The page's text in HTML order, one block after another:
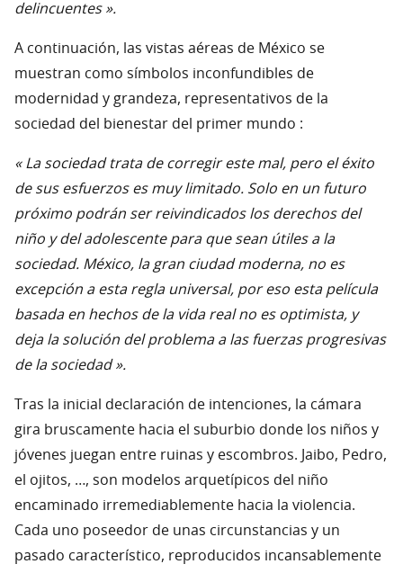
delincuentes ».
A continuación, las vistas aéreas de México se
muestran como símbolos inconfundibles de
modernidad y grandeza, representativos de la
sociedad del bienestar del primer mundo :
« La sociedad trata de corregir este mal, pero el éxito
de sus esfuerzos es muy limitado. Solo en un futuro
próximo podrán ser reivindicados los derechos del
niño y del adolescente para que sean útiles a la
sociedad. México, la gran ciudad moderna, no es
excepción a esta regla universal, por eso esta película
basada en hechos de la vida real no es optimista, y
deja la solución del problema a las fuerzas progresivas
de la sociedad ».
Tras la inicial declaración de intenciones, la cámara
gira bruscamente hacia el suburbio donde los niños y
jóvenes juegan entre ruinas y escombros. Jaibo, Pedro,
el ojitos, …, son modelos arquetípicos del niño
encaminado irremediablemente hacia la violencia.
Cada uno poseedor de unas circunstancias y un
pasado característico, reproducidos incansablemente